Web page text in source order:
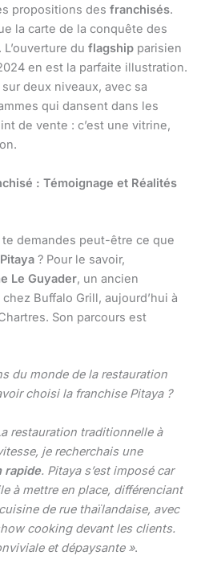
propositions des franchisés.
la carte de la conquête des
du flagship parisien
en est la parfaite illustration.
deux niveaux, avec sa
qui dansent dans les
de vente : c’est une vitrine,
: Témoignage et Réalités
demandes peut-être ce que
Pitaya ? Pour le savoir,
Le Guyader, un ancien
Buffalo Grill, aujourd’hui à
Son parcours est
du monde de la restauration
choisi la franchise Pitaya ?
restauration traditionnelle à
je recherchais une
rapide. Pitaya s’est imposé car
à mettre en place, différenciant
de rue thaïlandaise, avec
cooking devant les clients.
et dépaysante ».